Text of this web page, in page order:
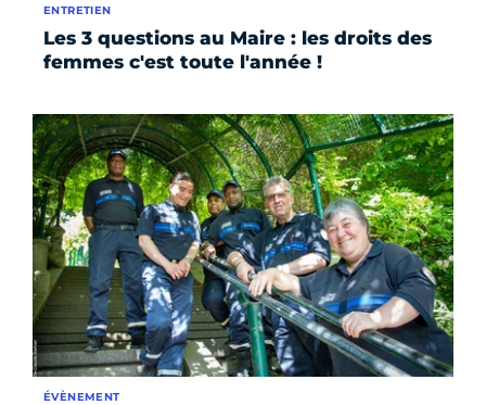
Les 3 questions au Maire : les droits des
femmes c'est toute l'année !
ENTRETIEN
ÉVÈNEMENT